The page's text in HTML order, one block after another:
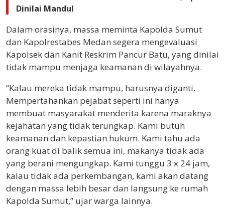
Dinilai Mandul
Dalam orasinya, massa meminta Kapolda Sumut
dan Kapolrestabes Medan segera mengevaluasi
Kapolsek dan Kanit Reskrim Pancur Batu, yang dinilai
tidak mampu menjaga keamanan di wilayahnya.
“Kalau mereka tidak mampu, harusnya diganti.
Mempertahankan pejabat seperti ini hanya
membuat masyarakat menderita karena maraknya
kejahatan yang tidak terungkap. Kami butuh
keamanan dan kepastian hukum. Kami tahu ada
orang kuat di balik semua ini, makanya tidak ada
yang berani mengungkap. Kami tunggu 3 x 24 jam,
kalau tidak ada perkembangan, kami akan datang
dengan massa lebih besar dan langsung ke rumah
Kapolda Sumut,” ujar warga lainnya.